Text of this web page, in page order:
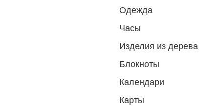
Одежда
Часы
Изделия из дерева
Блокноты
Календари
Карты